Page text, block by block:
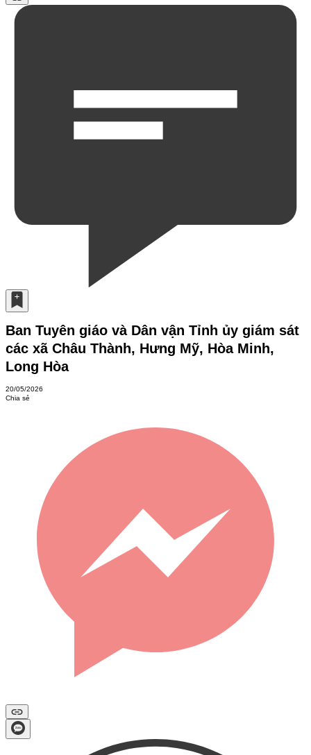
Ban Tuyên giáo và Dân vận Tỉnh ủy giám sát
các xã Châu Thành, Hưng Mỹ, Hòa Minh,
Long Hòa
20/05/2026
Chia sẻ